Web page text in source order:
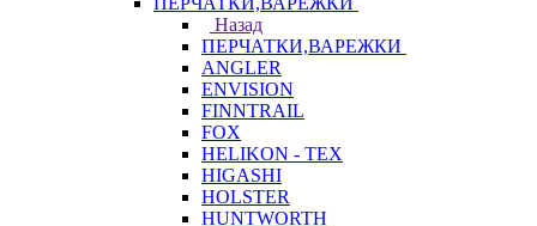
Назад
ПЕРЧАТКИ,ВАРЕЖКИ
ANGLER
ENVISION
FINNTRAIL
FOX
HELIKON - TEX
HIGASHI
HOLSTER
HUNTWORTH